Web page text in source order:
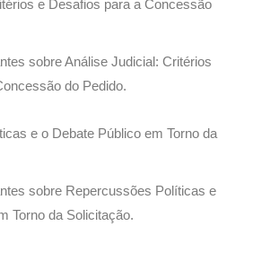
e Desafios para a Concessão
sobre Análise Judicial: Critérios
do Pedido.
e o Debate Público em Torno da
sobre Repercussões Políticas e
Torno da Solicitação.